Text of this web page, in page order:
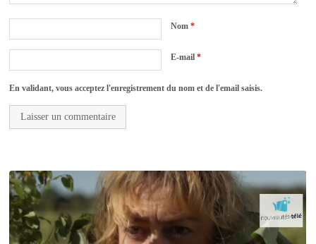
Nom*
E-mail*
En validant, vous acceptez l'enregistrement du nom et de l'email saisis.